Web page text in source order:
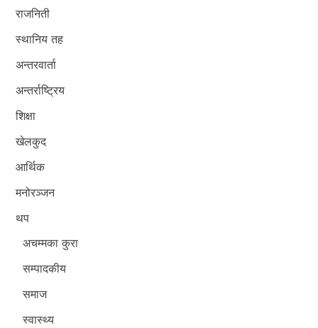
राजनिती
स्थानिय तह
अन्तरवार्ता
अन्तर्राष्ट्रिय
शिक्षा
खेलकुद
आर्थिक
मनोरञ्जन
थप
अचम्मका कुरा
सम्पादकीय
समाज
स्वास्थ्य